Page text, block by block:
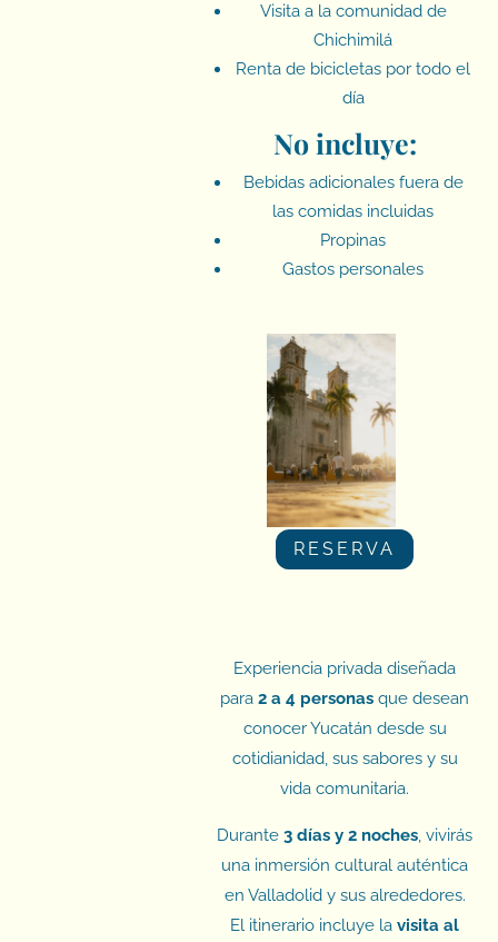
Visita a la comunidad de
Chichimilá
Renta de bicicletas por todo el
día
No incluye:
Bebidas adicionales fuera de
las comidas incluidas
Propinas
Gastos personales
RESERVA
Experiencia privada diseñada
para 2 a 4 personas que desean
conocer Yucatán desde su
cotidianidad, sus sabores y su
vida comunitaria.
Durante 3 días y 2 noches, vivirás
una inmersión cultural auténtica
en Valladolid y sus alrededores.
El itinerario incluye la visita al